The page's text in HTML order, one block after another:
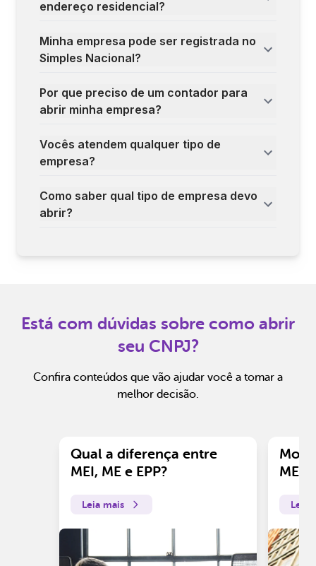
endereço residencial?
Minha empresa pode ser registrada no
Simples Nacional?
Por que preciso de um contador para
abrir minha empresa?
Vocês atendem qualquer tipo de
empresa?
Como saber qual tipo de empresa devo
abrir?
Está com dúvidas sobre como abrir
seu CNPJ?
Confira conteúdos que vão ajudar você a tomar a
melhor decisão.
Qual a diferença entre
MEI, ME e EPP?
Leia mais
ME?
Leia